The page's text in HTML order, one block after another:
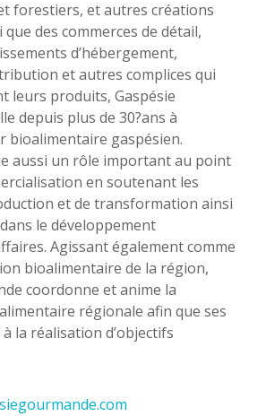
forestiers, et autres créations
des commerces de détail,
d’hébergement,
et autres complices qui
leurs produits, Gaspésie
depuis plus de 30?ans à
bioalimentaire gaspésien.
aussi un rôle important au point
en soutenant les
et de transformation ainsi
le développement
Agissant également comme
bioalimentaire de la région,
coordonne et anime la
régionale afin que ses
la réalisation d’objectifs